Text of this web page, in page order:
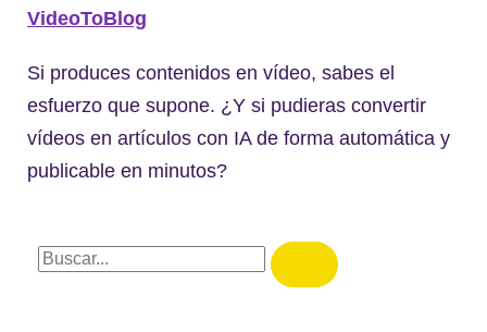
VideoToBlog
Si produces contenidos en vídeo, sabes el
esfuerzo que supone. ¿Y si pudieras convertir
vídeos en artículos con IA de forma automática y
publicable en minutos?